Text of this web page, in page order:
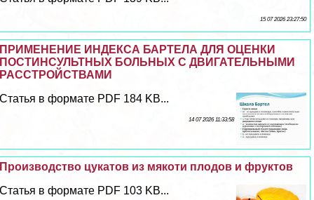
15 07 2026 23:27:50
ПРИМЕНЕНИЕ ИНДЕКСА БАРТЕЛА ДЛЯ ОЦЕНКИ
ПОСТИНСУЛЬТНЫХ БОЛЬНЫХ С ДВИГАТЕЛЬНЫМИ
РАССТРОЙСТВАМИ
Статья в формате PDF 184 KB...
14 07 2026 11:33:58
Производство цукатов из мякоти плодов и фруктов
Статья в формате PDF 103 KB...